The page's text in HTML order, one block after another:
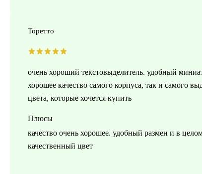
Торетто
очень хороший текстовыделитель. удобный
хорошее качество самого корпуса, так и самого
цвета, которые хочется купить
Плюсы
качество очень хорошее. удобный размен и в
качественный цвет